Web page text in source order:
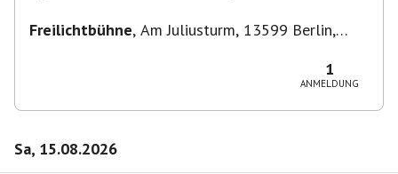
Freilichtbühne, Am Juliusturm, 13599 Berlin,
1
ANMELDUNG
Sa, 15.08.2026